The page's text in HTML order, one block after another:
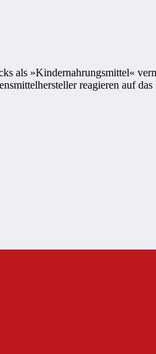
als »Kindernahrungsmittel«
reagieren auf